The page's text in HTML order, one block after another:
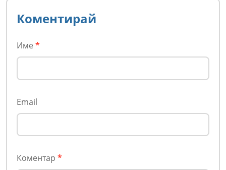
Коментирай
Име *
Email
Коментар *